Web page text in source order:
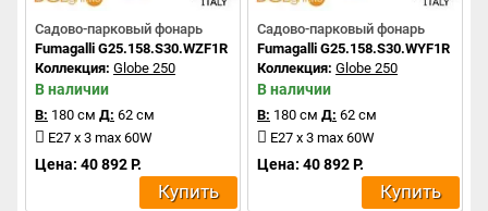
Садово-парковый фонарь
Fumagalli G25.158.S30.WZF1R
Коллекция: Globe 250
В наличии
В: 180 см Д: 62 см
E27 x 3 max 60W
Цена: 40 892 Р.
Купить
Садово-парковый фонарь
Fumagalli G25.158.S30.WYF1R
Коллекция: Globe 250
В наличии
В: 180 см Д: 62 см
E27 x 3 max 60W
Цена: 40 892 Р.
Купить